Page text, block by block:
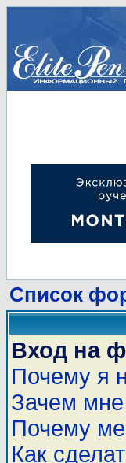
Список
Вход на
Почему я
Зачем мне
Почему
Как